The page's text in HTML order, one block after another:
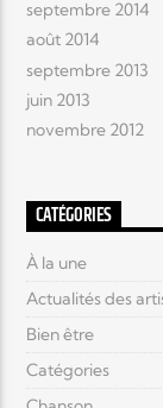
septembre 2014
août 2014
septembre 2013
juin 2013
novembre 2012
CATÉGORIES
À la une
Actualités des
Bien être
Catégories